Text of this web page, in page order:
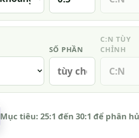
SỐ PHẦN
C:N TÙY
CHỈNH
Mục tiêu: 25:1 đến 30:1 để phân